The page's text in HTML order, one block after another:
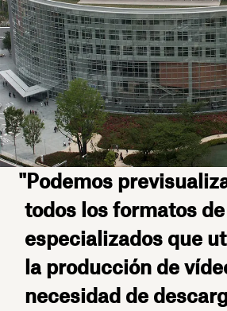
"Podemos
todos los formatos
especializados que
la producción de
necesidad de